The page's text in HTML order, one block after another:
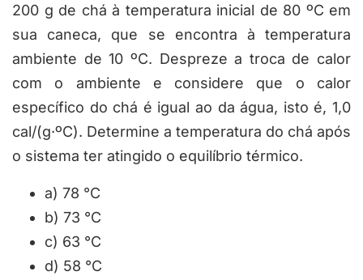
200 g de chá à temperatura inicial de 80 ºC em
sua caneca, que se encontra à temperatura
ambiente de 10 ºC. Despreze a troca de calor
com o ambiente e considere que o calor
específico do chá é igual ao da água, isto é, 1,0
cal/(g·ºC). Determine a temperatura do chá após
o sistema ter atingido o equilíbrio térmico.
a) 78 °C
b) 73 °C
c) 63 °C
d) 58 °C